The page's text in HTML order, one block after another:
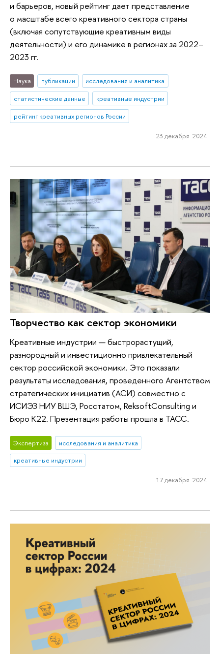
и барьеров, новый рейтинг дает представление
о масштабе всего креативного сектора страны
(включая сопутствующие креативным виды
деятельности) и его динамике в регионах за 2022–
2023 гг.
Наука публикации
исследования и аналитика
статистические данные
креативные индустрии
рейтинг креативных регионов России
23 декабря 2024
Творчество как сектор экономики
Креативные индустрии — быстрорастущий,
разнородный и инвестиционно привлекательный
сектор российской экономики. Это показали
результаты исследования, проведенного Агентством
стратегических инициатив (АСИ) совместно с
ИСИЭЗ НИУ ВШЭ, Росстатом, ReksoftConsulting и
Бюро K22. Презентация работы прошла в ТАСС.
Экспертиза
исследования и аналитика
креативные индустрии
17 декабря 2024